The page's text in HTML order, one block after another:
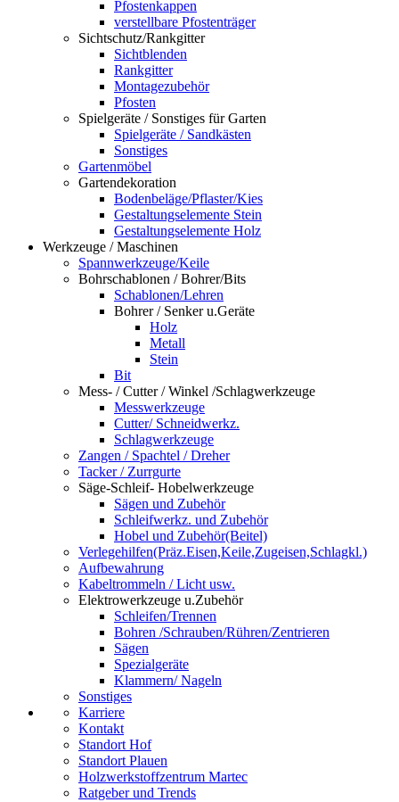
Pfostenkappen
verstellbare Pfostenträger
Sichtschutz/Rankgitter
Sichtblenden
Rankgitter
Montagezubehör
Pfosten
Spielgeräte / Sonstiges für Garten
Spielgeräte / Sandkästen
Sonstiges
Gartenmöbel
Gartendekoration
Bodenbeläge/Pflaster/Kies
Gestaltungselemente Stein
Gestaltungselemente Holz
Werkzeuge / Maschinen
Spannwerkzeuge/Keile
Bohrschablonen / Bohrer/Bits
Schablonen/Lehren
Bohrer / Senker u.Geräte
Holz
Metall
Stein
Bit
Mess- / Cutter / Winkel /Schlagwerkzeuge
Messwerkzeuge
Cutter/ Schneidwerkz.
Schlagwerkzeuge
Zangen / Spachtel / Dreher
Tacker / Zurrgurte
Säge-Schleif- Hobelwerkzeuge
Sägen und Zubehör
Schleifwerkz. und Zubehör
Hobel und Zubehör(Beitel)
Verlegehilfen(Präz.Eisen,Keile,Zugeisen,Schlagkl.)
Aufbewahrung
Kabeltrommeln / Licht usw.
Elektrowerkzeuge u.Zubehör
Schleifen/Trennen
Bohren /Schrauben/Rühren/Zentrieren
Sägen
Spezialgeräte
Klammern/ Nageln
Sonstiges
Karriere
Kontakt
Standort Hof
Standort Plauen
Holzwerkstoffzentrum Martec
Ratgeber und Trends